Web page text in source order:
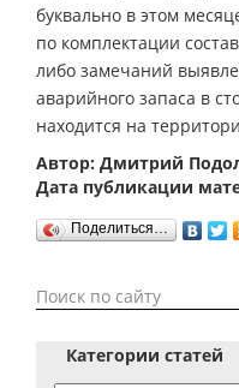
буквально в этом
по комплектации
либо замечаний
аварийного запаса в
находится на
Автор: Дмитрий
Дата публикации
Поделиться…
Категории статей